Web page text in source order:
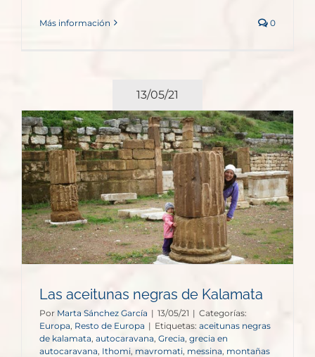
Más información 0
13/05/21
Las aceitunas negras de Kalamata
Por Marta Sánchez García | 13/05/21 | Categorías:
Europa Resto de Europa | Etiquetas: aceitunas negras
de kalamata autocaravana Grecia, grecia en
autocaravana Ithomi, mavromati, messina montañas